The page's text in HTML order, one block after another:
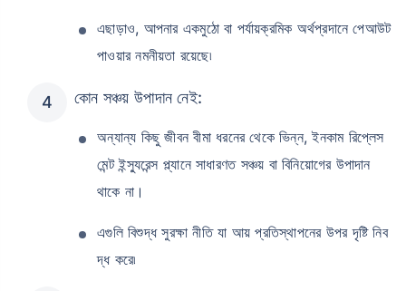
এছাড়াও, আপনার একমুঠো বা পর্যায়ক্রমিক অর্থপ্রদানে পেআউট
পাওয়ার নমনীয়তা রয়েছে৷
কোন সঞ্চয় উপাদান নেই:
অন্যান্য কিছু জীবন বীমা ধরনের থেকে ভিন্ন, ইনকাম রিপ্লেস
মেন্ট ইন্স্যুরেন্স প্ল্যানে সাধারণত সঞ্চয় বা বিনিয়োগের উপাদান
থাকে না।
এগুলি বিশুদ্ধ সুরক্ষা নীতি যা আয় প্রতিস্থাপনের উপর দৃষ্টি নিব
দ্ধ করে৷